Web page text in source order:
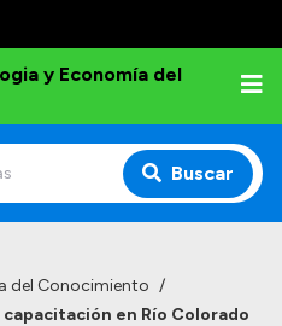
y Economía del
Buscar
del Conocimiento /
en Río Colorado